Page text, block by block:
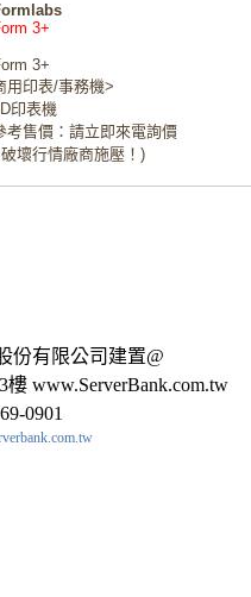
3+
3+
用印表/事務機>
印表機
考售價：請立即來電詢價
壞行情廠商施壓！)
份有限公司建置@
www.ServerBank.com.tw
0901